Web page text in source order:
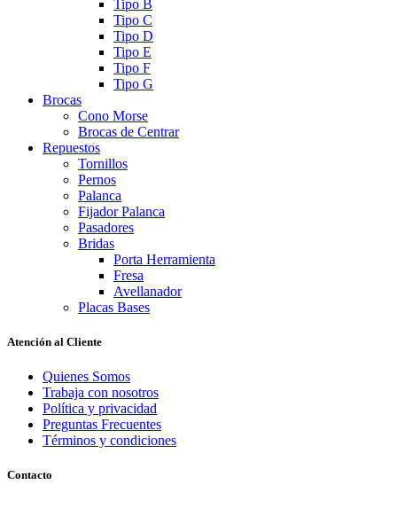
Tipo B
Tipo C
Tipo D
Tipo E
Tipo F
Tipo G
Brocas
Cono Morse
Brocas de Centrar
Repuestos
Tornillos
Pernos
Palanca
Fijador Palanca
Pasadores
Bridas
Porta Herramienta
Fresa
Avellanador
Placas Bases
Atención al Cliente
Quienes Somos
Trabaja con nosotros
Política y privacidad
Preguntas Frecuentes
Términos y condiciones
Contacto